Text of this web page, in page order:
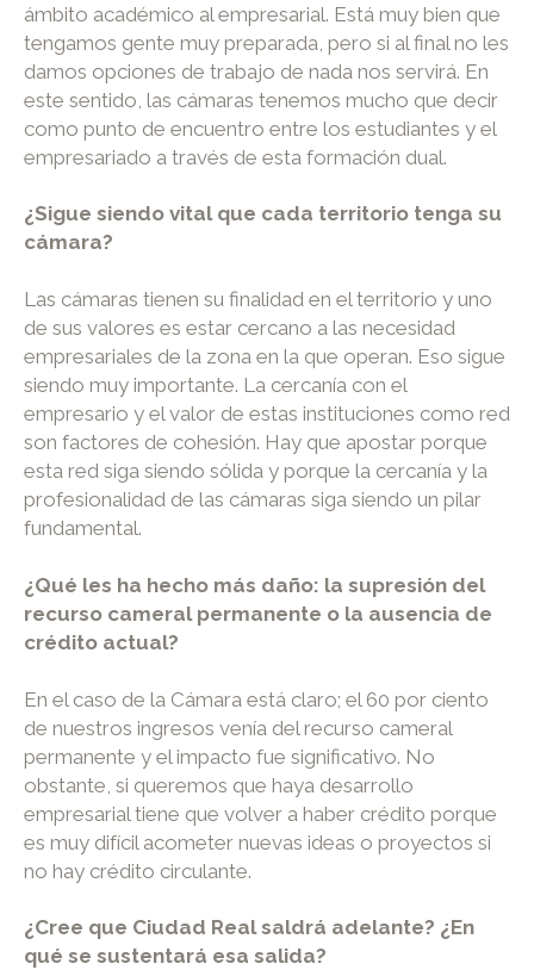
ámbito académico al empresarial. Está muy bien que
tengamos gente muy preparada, pero si al final no les
damos opciones de trabajo de nada nos servirá. En
este sentido, las cámaras tenemos mucho que decir
como punto de encuentro entre los estudiantes y el
empresariado a través de esta formación dual.
¿Sigue siendo vital que cada territorio tenga su
cámara?
Las cámaras tienen su finalidad en el territorio y uno
de sus valores es estar cercano a las necesidad
empresariales de la zona en la que operan. Eso sigue
siendo muy importante. La cercanía con el
empresario y el valor de estas instituciones como red
son factores de cohesión. Hay que apostar porque
esta red siga siendo sólida y porque la cercanía y la
profesionalidad de las cámaras siga siendo un pilar
fundamental.
¿Qué les ha hecho más daño: la supresión del
recurso cameral permanente o la ausencia de
crédito actual?
En el caso de la Cámara está claro; el 60 por ciento
de nuestros ingresos venía del recurso cameral
permanente y el impacto fue significativo. No
obstante, si queremos que haya desarrollo
empresarial tiene que volver a haber crédito porque
es muy difícil acometer nuevas ideas o proyectos si
no hay crédito circulante.
¿Cree que Ciudad Real saldrá adelante? ¿En
qué se sustentará esa salida?